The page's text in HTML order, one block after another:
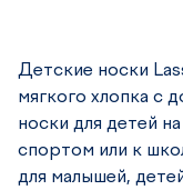
Детские носки
мягкого хлопка с
носки для детей
спортом или к
для малышей,